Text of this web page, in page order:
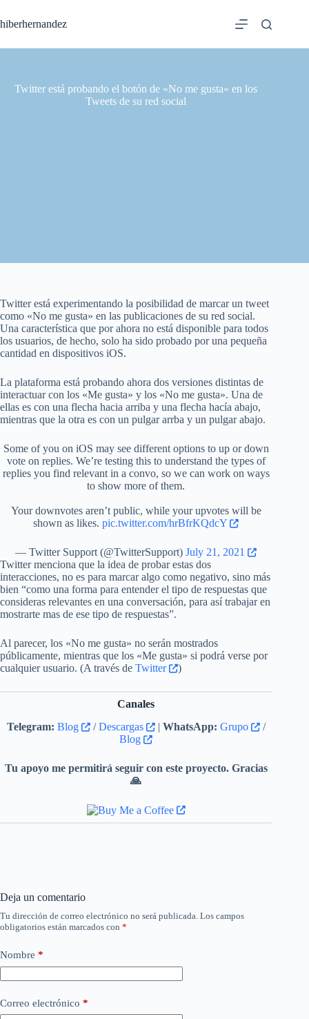
al
contenido
hiberhernandez
Twitter está probando el botón de «No me gusta» en los
Tweets de su red social
Twitter está experimentando la posibilidad de marcar un tweet
como «No me gusta» en las publicaciones de su red social.
Una característica que por ahora no está disponible para todos
los usuarios, de hecho, solo ha sido probado por una pequeña
cantidad en dispositivos iOS.
La plataforma está probando ahora dos versiones distintas de
interactuar con los «Me gusta» y los «No me gusta». Una de
ellas es con una flecha hacia arriba y una flecha hacía abajo,
mientras que la otra es con un pulgar arrba y un pulgar abajo.
Some of you on iOS may see different options to up or down
vote on replies. We’re testing this to understand the types of
replies you find relevant in a convo, so we can work on ways
to show more of them.
Your downvotes aren’t public, while your upvotes will be
shown as likes.pic.twitter.com/hrBfrKQdcY
— Twitter Support (@TwitterSupport)July 21, 2021
Twitter menciona que la idea de probar estas dos
interacciones, no es para marcar algo como negativo, sino más
bien “como una forma para entender el tipo de respuestas que
consideras relevantes en una conversación, para así trabajar en
mostrarte mas de ese tipo de respuestas”.
Al parecer, los «No me gusta» no serán mostrados
públicamente, mientras que los «Me gusta» si podrá verse por
cualquier usuario. (A través de Twitter )
Canales
Telegram: Blog /Descargas | WhatsApp: Grupo
/
Blog
Tu apoyo me permitirá seguir con este proyecto. Gracias
🙏
Deja un comentario
Tu dirección de correo electrónico no será publicada. Los campos
obligatorios están marcados con *
Nombre *
Correo electrónico *